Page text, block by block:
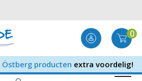
0
Östberg producten extra voordelig!